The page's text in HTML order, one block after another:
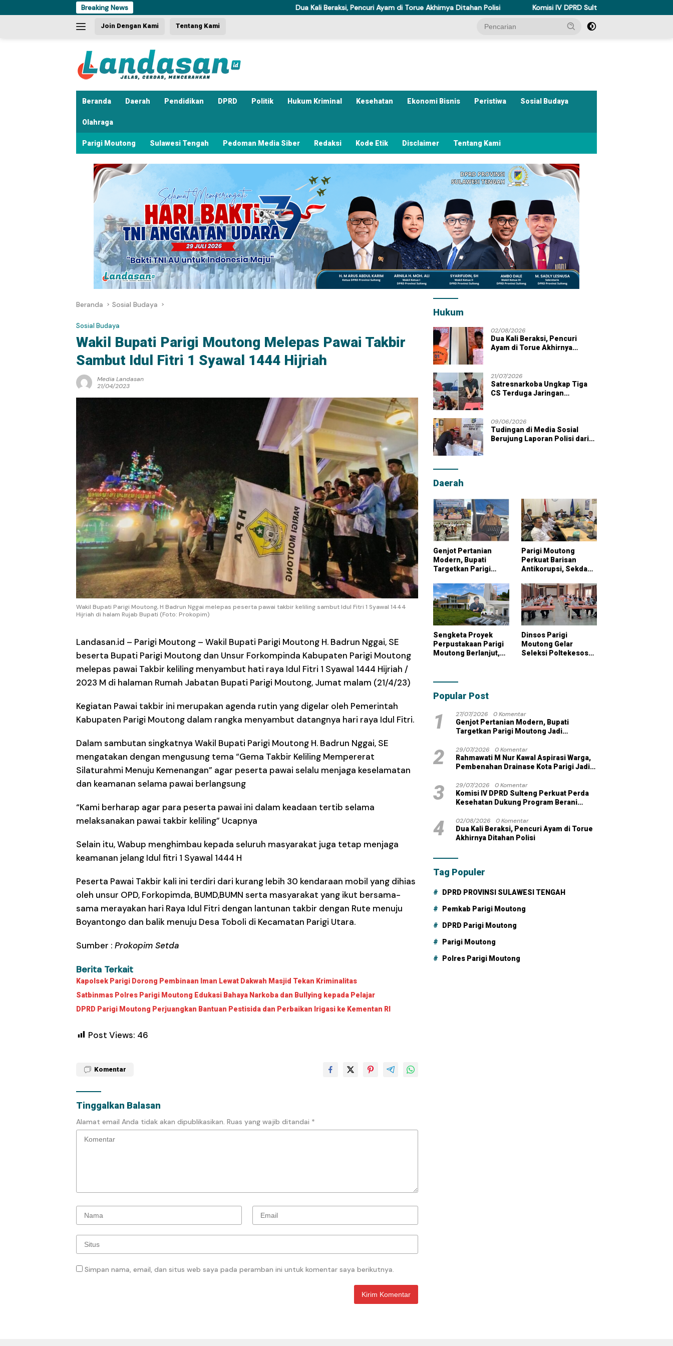
ke
Breaking News Dua Kali Beraksi, Pencuri Ayam di Torue Akhirnya Ditahan Polisi Komisi IV DPRD Sulteng Perkuat Perda Kesehatan
Join Dengan Kami Tentang Kami
Beranda Daerah Pendidikan DPRD Politik Hukum Kriminal Kesehatan Ekonomi Bisnis Peristiwa Sosial Budaya
Olahraga
Parigi Moutong Sulawesi Tengah Pedoman Media Siber Redaksi Kode Etik Disclaimer Tentang Kami
Beranda Sosial Budaya
Sosial Budaya
Wakil Bupati Parigi Moutong Melepas Pawai Takbir
Sambut Idul Fitri 1 Syawal 1444 Hijriah
Media Landasan
21/04/2023
Wakil Bupati Parigi Moutong, H Badrun Nggai melepas peserta pawai takbir keliling sambut Idul Fitri 1 Syawal 1444
Hijriah di halam Rujab Bupati (Foto: Prokopim)
Landasan.id – Parigi Moutong – Wakil Bupati Parigi Moutong H. Badrun Nggai, SE
beserta Bupati Parigi Moutong dan Unsur Forkompinda Kabupaten Parigi Moutong
melepas pawai Takbir keliling menyambut hati raya Idul Fitri 1 Syawal 1444 Hijriah /
2023 M di halaman Rumah Jabatan Bupati Parigi Moutong, Jumat malam (21/4/23)
Kegiatan Pawai takbir ini merupakan agenda rutin yang digelar oleh Pemerintah
Kabupaten Parigi Moutong dalam rangka menyambut datangnya hari raya Idul Fitri.
Dalam sambutan singkatnya Wakil Bupati Parigi Moutong H. Badrun Nggai, SE
mengatakan dengan mengusung tema “Gema Takbir Keliling Mempererat
Silaturahmi Menuju Kemenangan” agar peserta pawai selalu menjaga keselamatan
dan keamanan selama pawai berlangsung
“Kami berharap agar para peserta pawai ini dalam keadaan tertib selama
melaksanakan pawai takbir keliling” Ucapnya
Selain itu, Wabup menghimbau kepada seluruh masyarakat juga tetap menjaga
keamanan jelang Idul fitri 1 Syawal 1444 H
Peserta Pawai Takbir kali ini terdiri dari kurang lebih 30 kendaraan mobil yang dihias
oleh unsur OPD, Forkopimda, BUMD,BUMN serta masyarakat yang ikut bersama-
sama merayakan hari Raya Idul Fitri dengan lantunan takbir dengan Rute menuju
Boyantongo dan balik menuju Desa Toboli di Kecamatan Parigi Utara.
Sumber : Prokopim Setda
Berita Terkait
Kapolsek Parigi Dorong Pembinaan Iman Lewat Dakwah Masjid Tekan Kriminalitas
Satbinmas Polres Parigi Moutong Edukasi Bahaya Narkoba dan Bullying kepada Pelajar
DPRD Parigi Moutong Perjuangkan Bantuan Pestisida dan Perbaikan Irigasi ke Kementan RI
Post Views: 46
Komentar
Tinggalkan Balasan
Alamat email Anda tidak akan dipublikasikan. Ruas yang wajib ditandai *
Simpan nama, email, dan situs web saya pada peramban ini untuk komentar saya berikutnya.
Hukum
02/08/2026
Dua Kali Beraksi, Pencuri
Ayam di Torue Akhirnya
21/07/2026
Satresnarkoba Ungkap Tiga
CS Terduga Jaringan
09/06/2026
Tudingan di Media Sosial
Berujung Laporan Polisi dari
Daerah
Genjot Pertanian
Modern, Bupati
Targetkan Parigi
Lumbung Pangan
Nasional
Parigi Moutong
Perkuat Barisan
Antikorupsi, Sekda
Bersama KPK
Sengketa Proyek
Perpustakaan Parigi
Moutong Berlanjut,
Tambahan dengan
Dinsos Parigi
Moutong Gelar
Seleksi Poltekesos
Popular Post
1 27/07/2026
0 Komentar
Genjot Pertanian Modern, Bupati
Targetkan Parigi Moutong Jadi
2 29/07/2026
0 Komentar
Rahmawati M Nur Kawal Aspirasi Warga,
Pembenahan Drainase Kota Parigi Jadi
3 29/07/2026
0 Komentar
Komisi IV DPRD Sulteng Perkuat Perda
Kesehatan Dukung Program Berani
4 02/08/2026
0 Komentar
Dua Kali Beraksi, Pencuri Ayam di Torue
Akhirnya Ditahan Polisi
Tag Populer
DPRD PROVINSI SULAWESI TENGAH
Pemkab Parigi Moutong
DPRD Parigi Moutong
Parigi Moutong
Polres Parigi Moutong